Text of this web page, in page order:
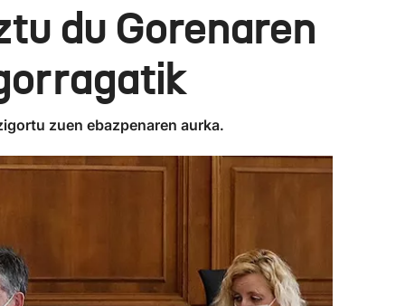
Azken berriak
du Gorenaren
zuen ebazpenaren aurka.